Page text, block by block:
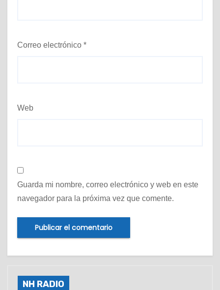
Correo electrónico *
Web
Guarda mi nombre, correo electrónico y web en este
navegador para la próxima vez que comente.
NH RADIO